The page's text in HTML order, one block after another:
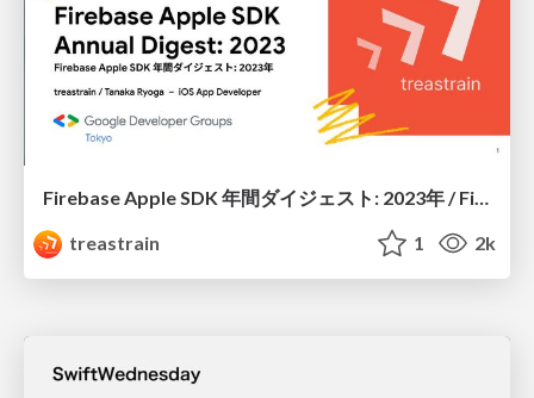
Firebase Apple SDK 年間ダイジェスト: 2023年 / Firebase Apple SDK Annual Digest: 2023
treastrain
1 2k